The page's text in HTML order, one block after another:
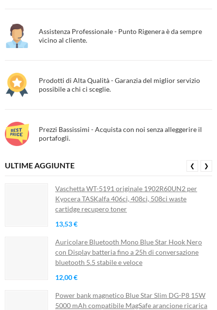
Assistenza Professionale - Punto Rigenera è da sempre
vicino al cliente.
Prodotti di Alta Qualità - Garanzia del miglior servizio
possibile a chi ci sceglie.
Prezzi Bassissimi - Acquista con noi senza alleggerire il
portafogli.
ULTIME AGGIUNTE
Vaschetta WT-5191 originale 1902R60UN2 per
Kyocera TASKalfa 406ci, 408ci, 508ci waste
cartidge recupero toner
13,53 €
Auricolare Bluetooth Mono Blue Star Hook Nero
con Display batteria fino a 25h di conversazione
bluetooth 5.5 stabile e veloce
12,00 €
Power bank magnetico Blue Star Slim DG-P8 15W
5000 mAh compatibile MagSafe arancione ricarica
❮ ❯